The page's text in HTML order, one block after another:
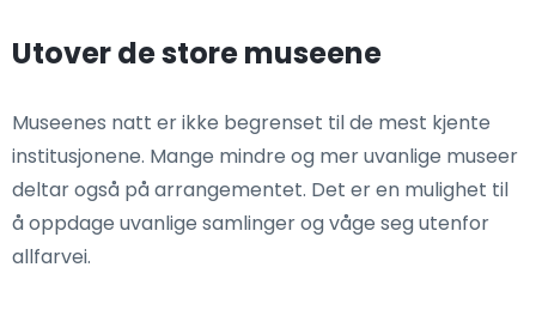
Utover de store museene
Museenes natt er ikke begrenset til de mest kjente
institusjonene. Mange mindre og mer uvanlige museer
deltar også på arrangementet. Det er en mulighet til
å oppdage uvanlige samlinger og våge seg utenfor
allfarvei.